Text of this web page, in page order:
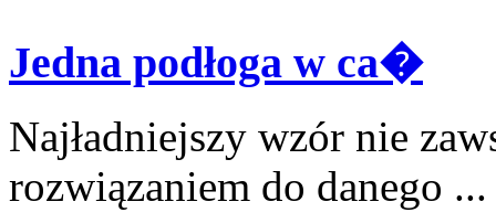
Jedna podłoga w ca�
Najładniejszy wzór nie
rozwiązaniem do danego ...